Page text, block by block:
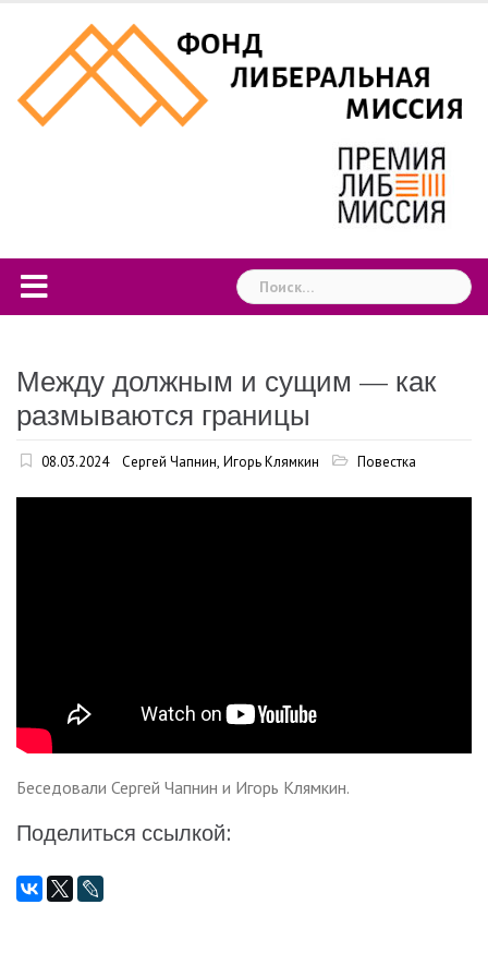
content
Найти:
Между должным и сущим — как
размываются границы
08.03.2024 Сергей Чапнин, Игорь Клямкин Повестка
Беседовали Сергей Чапнин и Игорь Клямкин.
Поделиться ссылкой: